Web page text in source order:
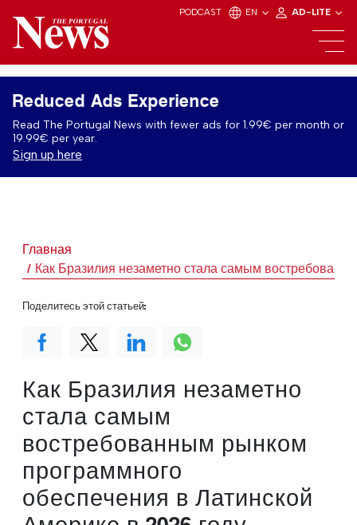
PODCAST EN AD-LITE
Reduced Ads Experience
Read The Portugal News with fewer ads for 1.99€ per month or
19.99€ per year.
Sign up here
Главная
Как Бразилия незаметно стала самым
Как Бразилия незаметно
стала самым
востребованным рынком
программного
обеспечения в Латинской
Поделитесь этой статьей: